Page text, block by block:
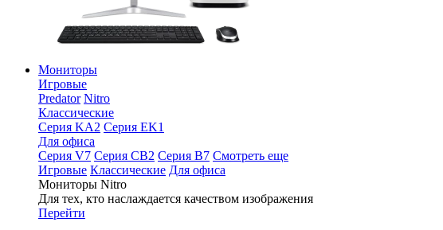
Мониторы
Игровые
Predator Nitro
Классические
Серия KA2 Серия EK1
Для офиса
Серия V7 Серия CB2 Серия B7 Смотреть еще
Игровые Классические Для офиса
Мониторы Nitro
Для тех, кто наслаждается качеством изображения
Перейти